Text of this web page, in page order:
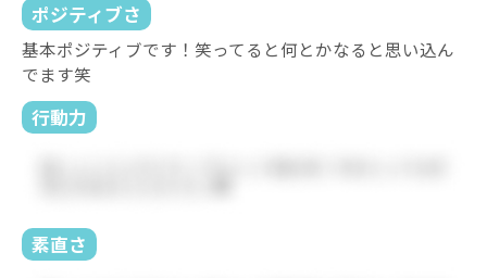
ポジティブさ
基本ポジティブです！笑ってると何とかなると思い込ん
でます笑
行動力
素直さ